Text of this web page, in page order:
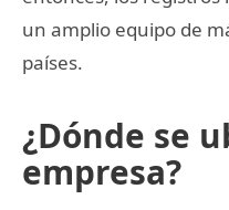
un amplio equipo de
países.
¿Dónde se
empresa?